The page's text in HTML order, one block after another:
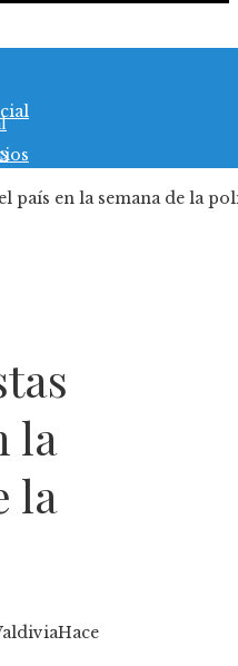
país en la semana de la
la
la
Hace